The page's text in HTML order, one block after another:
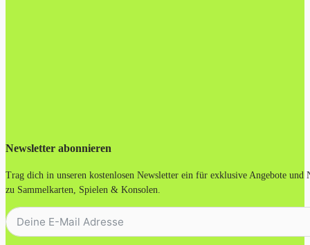
Newsletter abonnieren
Trag dich in unseren kostenlosen Newsletter ein für exklusive Angebote und
zu Sammelkarten, Spielen & Konsolen.